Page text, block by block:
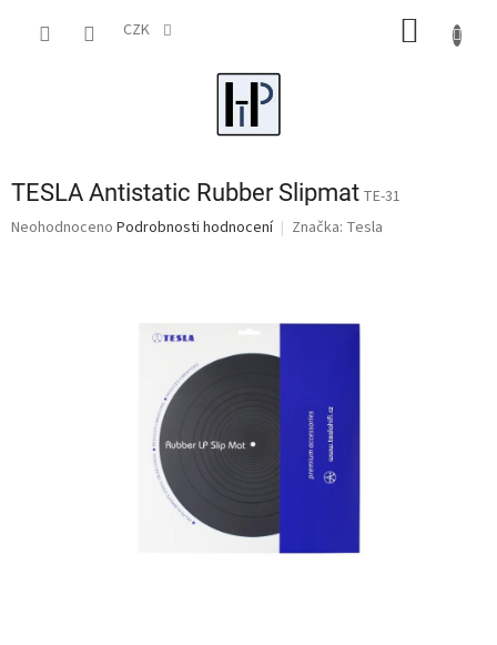
CZK
TESLA Antistatic Rubber Slipmat TE-31
Průměrné
Neohodnoceno Podrobnosti hodnocení Značka: Tesla